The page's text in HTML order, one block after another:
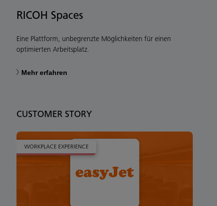
RICOH Spaces
Eine Plattform, unbegrenzte Möglichkeiten für einen
optimierten Arbeitsplatz.
Mehr erfahren
CUSTOMER STORY
WORKPLACE EXPERIENCE